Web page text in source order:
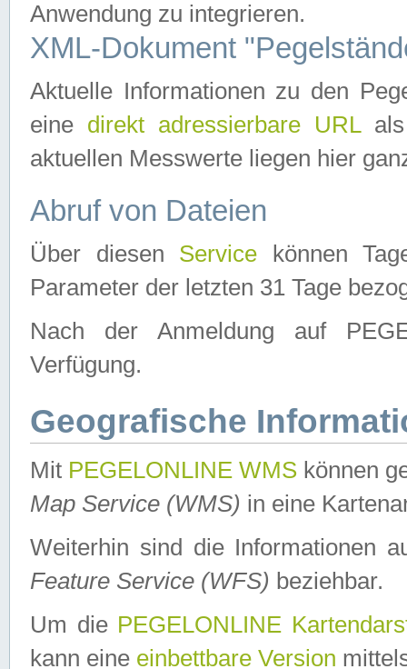
Anwendung zu integrieren.
XML-Dokument
Aktuelle Informationen zu den
eine direkt adressierbare URLals
aktuellen Messwerte liegen hier
Abruf von Dateien
Über diesen Service können
Parameter der letzten 31 Tage
Nach der Anmeldung auf
Verfügung.
Geografische
Mit PEGELONLINE WMS können
Map Service (WMS) in eine
Weiterhin sind die Informationen
Feature Service (WFS) beziehbar.
Um die PEGELONLINE
kann eine einbettbare Version